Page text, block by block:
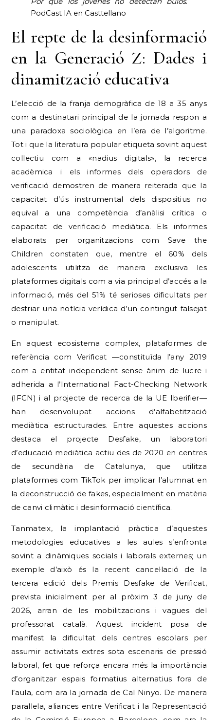
PodCast IA en Casttellano
El repte de la desinformació
en la Generació Z: Dades i
dinamització educativa
L’elecció de la franja demogràfica de 18 a 35 anys
com a destinatari principal de la jornada respon a
una paradoxa sociològica en l’era de l’algoritme.
Tot i que la literatura popular etiqueta sovint aquest
col·lectiu com a «nadius digitals», la recerca
acadèmica i els informes dels operadors de
verificació demostren de manera reiterada que la
capacitat d’ús instrumental dels dispositius no
equival a una competència d’anàlisi crítica o
capacitat de verificació mediàtica. Els informes
elaborats per organitzacions com Save the
Children constaten que, mentre el 60% dels
adolescents utilitza de manera exclusiva les
plataformes digitals com a via principal d’accés a la
informació, més del 51% té serioses dificultats per
destriar una notícia verídica d’un contingut falsejat
o manipulat.
En aquest ecosistema complex, plataformes de
referència com Verificat —constituïda l’any 2019
com a entitat independent sense ànim de lucre i
adherida a l’International Fact-Checking Network
(IFCN) i al projecte de recerca de la UE Iberifier—
han desenvolupat accions d’alfabetització
mediàtica estructurades. Entre aquestes accions
destaca el projecte Desfake, un laboratori
d’educació mediàtica actiu des de 2020 en centres
de secundària de Catalunya, que utilitza
plataformes com TikTok per implicar l’alumnat en
la deconstrucció de fakes, especialment en matèria
de canvi climàtic i desinformació científica.
Tanmateix, la implantació pràctica d’aquestes
metodologies educatives a les aules s’enfronta
sovint a dinàmiques socials i laborals externes; un
exemple d’això és la recent cancel·lació de la
tercera edició dels Premis Desfake de Verificat,
prevista inicialment per al pròxim 3 de juny de
2026, arran de les mobilitzacions i vagues del
professorat català. Aquest incident posa de
manifest la dificultat dels centres escolars per
assumir activitats extres sota escenaris de pressió
laboral, fet que reforça encara més la importància
d’organitzar espais formatius alternatius fora de
l’aula, com ara la jornada de Cal Ninyo. De manera
paral·lela, aliances entre Verificat i la Representació